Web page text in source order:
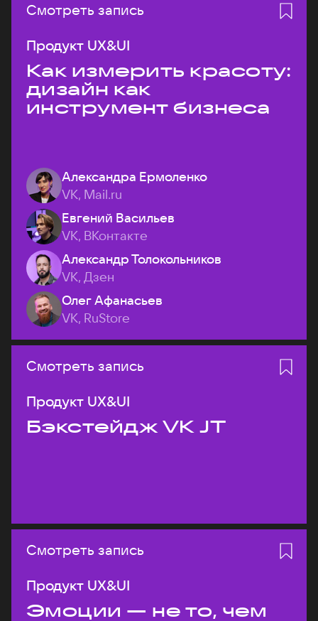
Смотреть запись
Продукт UX&UI
Как измерить красоту:
дизайн как
инструмент бизнеса
Александра Ермоленко
VK, Mail.ru
Евгений Васильев
VK, ВКонтакте
Александр Толокольников
VK, Дзен
Олег Афанасьев
VK, RuStore
Смотреть запись
Продукт UX&UI
Бэкстейдж VK JT
Смотреть запись
Продукт UX&UI
Эмоции — не то, чем